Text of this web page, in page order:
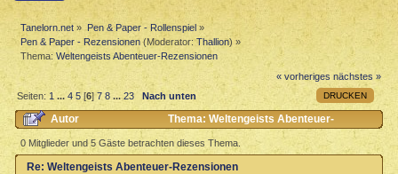
Tanelorn.net » Pen & Paper - Rollenspiel»
Pen & Paper - Rezensionen(Moderator:Thallion) »
Thema:Weltengeists Abenteuer-Rezensionen
« vorheriges nächstes »
DRUCKEN
Seiten:1 ...4 5 [6]7 8 ...23 Nach unten
Autor
Thema: Weltengeists Abenteuer-
Rezensionen (Gelesen 242626 mal)
0 Mitglieder und 5 Gäste betrachten dieses Thema.
Re: Weltengeists Abenteuer-Rezensionen